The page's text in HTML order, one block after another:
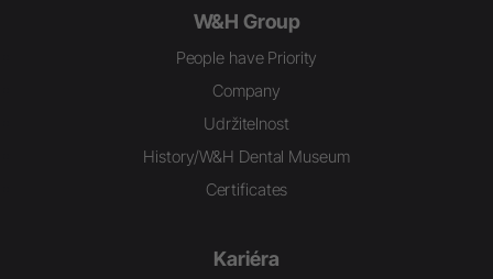
W&H Group
People have Priority
Company
Udržitelnost
History/W&H Dental Museum
Certificates
Kariéra